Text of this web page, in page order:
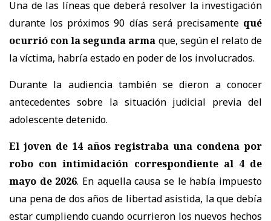
Una de las líneas que deberá resolver la investigación
durante los próximos 90 días será precisamentequé
ocurrió con la segunda arma que, según el relato de
la víctima, habría estado en poder de los involucrados.
Durante la audiencia también se dieron a conocer
antecedentes sobre la situación judicial previa del
adolescente detenido.
El joven de 14 años registraba una condena por
robo con intimidación correspondiente al 4 de
mayo de 2026. En aquella causa se le había impuesto
una pena de dos años de libertad asistida, la que debía
estar cumpliendo cuando ocurrieron los nuevos hechos